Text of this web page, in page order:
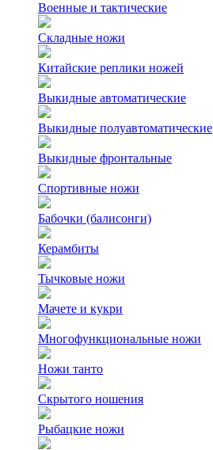
Военные и тактические
Складные ножи
Китайские реплики ножей
Выкидные автоматические
Выкидные полуавтоматические
Выкидные фронтальные
Спортивные ножи
Бабочки (балисонги)
Керамбиты
Тычковые ножи
Мачете и кукри
Многофункциональные ножи
Ножи танто
Скрытого ношения
Рыбацкие ножи